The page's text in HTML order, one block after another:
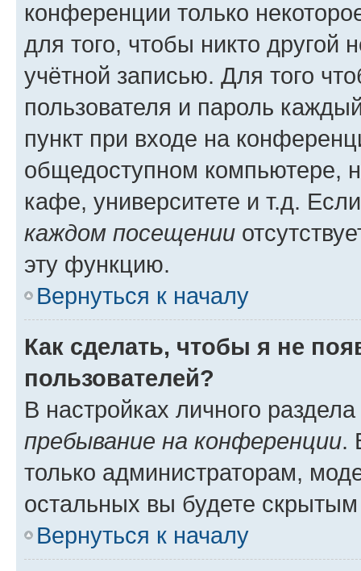
конференции только
для того, чтобы никто другой
учётной записью. Для того
пользователя и пароль
пункт при входе на
общедоступном компьютере,
кафе, университете и т.д.
каждом посещении
эту функцию.
Вернуться к началу
Как сделать, чтобы я не
пользователей?
В настройках личного
пребывание на конференции.
только администраторам,
остальных вы будете
Вернуться к началу